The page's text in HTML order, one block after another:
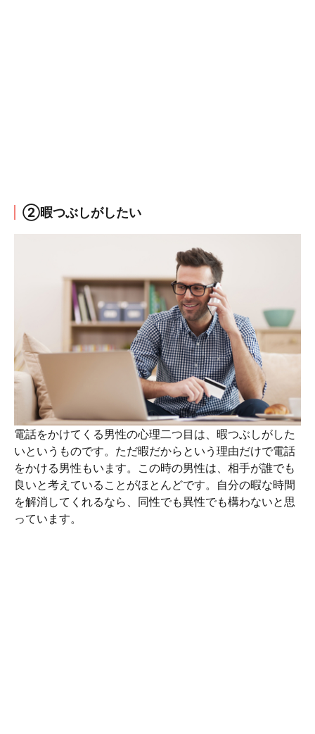
②暇つぶしがしたい
電話をかけてくる男性の心理二つ目は、暇つぶしがした
いというものです。ただ暇だからという理由だけで電話
をかける男性もいます。この時の男性は、相手が誰でも
良いと考えていることがほとんどです。自分の暇な時間
を解消してくれるなら、同性でも異性でも構わないと思
っています。